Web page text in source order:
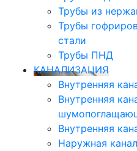
Трубы из
Трубы
стали
Трубы ПНД
КАНАЛИЗАЦИЯ
Внутренняя
Внутренняя
Внутренняя
Наружная